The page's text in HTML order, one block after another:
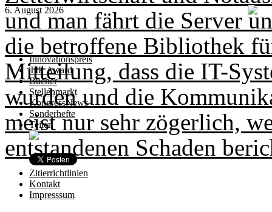
6. August 2026
Innovationspreis
TIP Award
Bücher
Stellenmarkt
KongressNews
Sonderhefte
Teilen
Zitierrichtlinien
Kontakt
Impresssum
und man fährt die Server
die betroffene Bibliothek
Mitteilung, dass die IT-
wurden und die
meist nur sehr zögerlich,
entstandenen Schaden